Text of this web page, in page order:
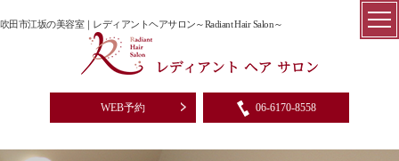
吹田市江坂の美容室｜レディアントヘアサロン～Radiant Hair Salon～
WEB予約 06-6170-8558